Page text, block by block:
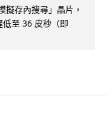
擬存內搜尋」晶片，
低至 36 皮秒（即